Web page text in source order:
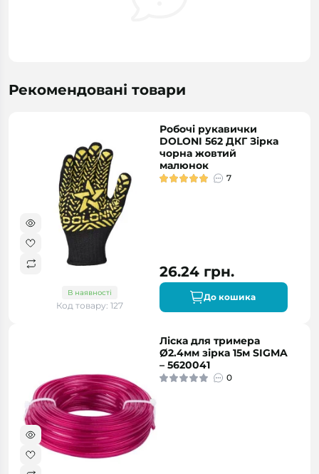
Рекомендовані товари
В наявності
Код товару: 127
Робочі рукавички
DOLONI 562 ДКГ Зірка
чорна жовтий
малюнок
7
26.24 грн.
До кошика
Ліска для тримера
Ø2.4мм зірка 15м SIGMA
– 5620041
0